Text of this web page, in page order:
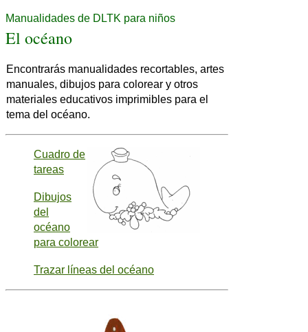
Manualidades de DLTK para niños
El océano
Encontrarás manualidades recortables, artes
manuales, dibujos para colorear y otros
materiales educativos imprimibles para el
tema del océano.
Cuadro de
tareas
Dibujos
del
océano
para colorear
Trazar líneas del océano